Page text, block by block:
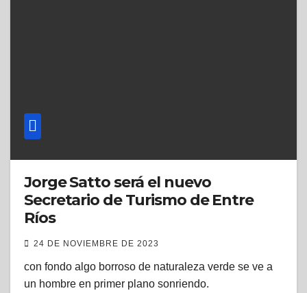
Jorge Satto será el nuevo
Secretario de Turismo de Entre
Ríos
24 DE NOVIEMBRE DE 2023
con fondo algo borroso de naturaleza verde se ve a
un hombre en primer plano sonriendo.